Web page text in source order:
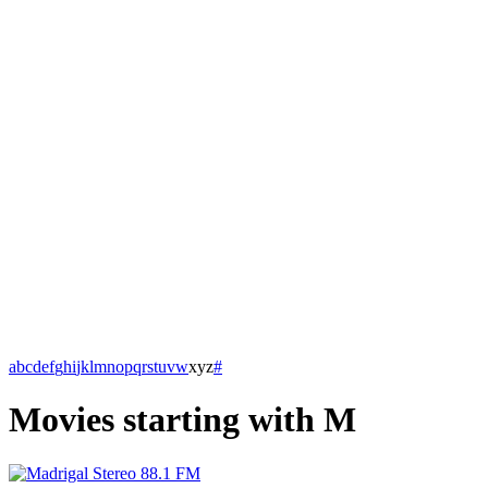
abcdefghijklmnopqrstuvwxyz#
Movies starting with M